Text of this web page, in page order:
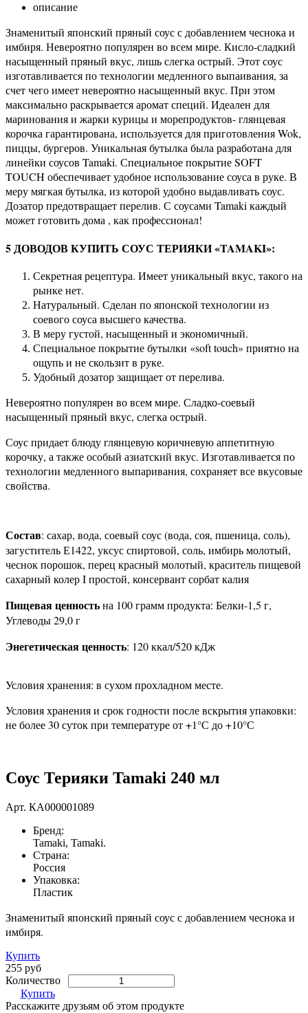
описание
Знаменитый японский пряный соус с добавлением чеснока и
имбиря. Невероятно популярен во всем мире. Кисло-сладкий
насыщенный пряный вкус, лишь слегка острый. Этот соус
изготавливается по технологии медленного выпаивания, за
счет чего имеет невероятно насыщенный вкус. При этом
максимально раскрывается аромат специй. Идеален для
маринования и жарки курицы и морепродуктов- глянцевая
корочка гарантирована, используется для приготовления Wok,
пиццы, бургеров. Уникальная бутылка была разработана для
линейки соусов Tamaki. Специальное покрытие SOFT
TOUCH обеспечивает удобное использование соуса в руке. В
меру мягкая бутылка, из которой удобно выдавливать соус.
Дозатор предотвращает перелив. С соусами Tamaki каждый
может готовить дома , как профессионал!
5 ДОВОДОВ КУПИТЬ СОУС ТЕРИЯКИ «TAMAKI»:
Секретная рецептура. Имеет уникальный вкус, такого на
рынке нет.
Натуральный. Сделан по японской технологии из
соевого соуса высшего качества.
В меру густой, насыщенный и экономичный.
Специальное покрытие бутылки «soft touch» приятно на
ощупь и не скользит в руке.
Удобный дозатор защищает от перелива.
Невероятно популярен во всем мире. Сладко-соевый
насыщенный пряный вкус, слегка острый.
Соус придает блюду глянцевую коричневую аппетитную
корочку, а также особый азиатский вкус. Изготавливается по
технологии медленного выпаривания, сохраняет все вкусовые
свойства.
Состав: сахар, вода, соевый соус (вода, соя, пшеница, соль),
загуститель Е1422, уксус спиртовой, соль, имбирь молотый,
чеснок порошок, перец красный молотый, краситель пищевой
сахарный колер I простой, консервант сорбат калия
Пищевая ценностьна 100 грамм продукта: Белки-1,5 г,
Углеводы 29,0 г
Энегетическая ценность: 120 ккал/520 кДж
Условия хранения: в сухом прохладном месте.
Условия хранения и срок годности после вскрытия упаковки:
не более 30 суток при температуре от +1°С до +10°С
Соус Терияки Tamaki 240 мл
Арт. КА000001089
Бренд:
Tamaki, Tamaki.
Страна:
Россия
Упаковка:
Пластик
Знаменитый японский пряный соус с добавлением чеснока и
имбиря.
Купить
255 руб
Количество
Купить
Расскажите друзьям об этом продукте